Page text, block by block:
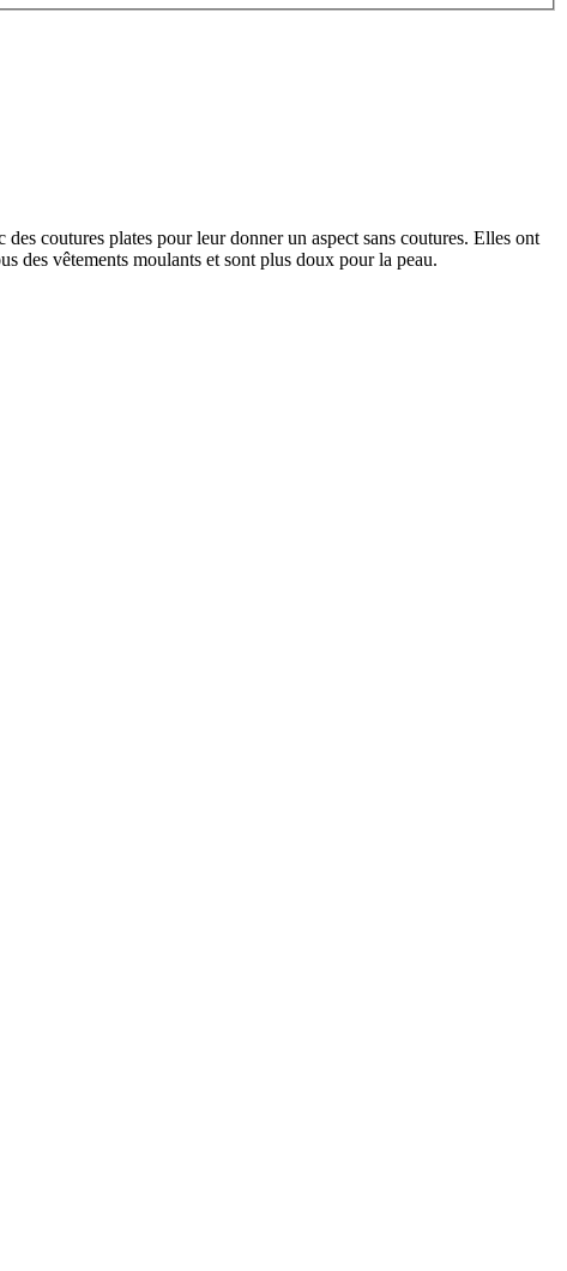
coutures plates pour leur donner un aspect sans coutures. Elles ont
des vêtements moulants et sont plus doux pour la peau.